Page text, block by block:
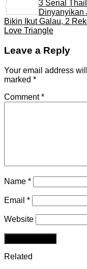
Share
3 Serial
Dinyanyikan
Bikin Ikut Galau, 2
Love Triangle
Leave a Reply
Your email address
marked *
Comment*
Name *
Email *
Website
Related